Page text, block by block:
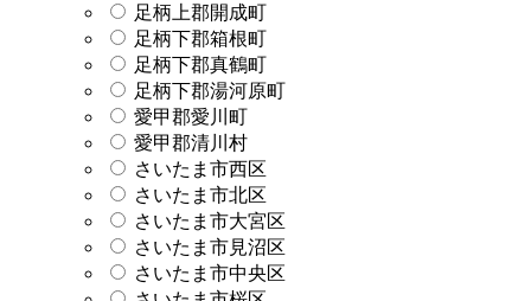
足柄上郡開成町
足柄下郡箱根町
足柄下郡真鶴町
足柄下郡湯河原町
愛甲郡愛川町
愛甲郡清川村
さいたま市西区
さいたま市北区
さいたま市大宮区
さいたま市見沼区
さいたま市中央区